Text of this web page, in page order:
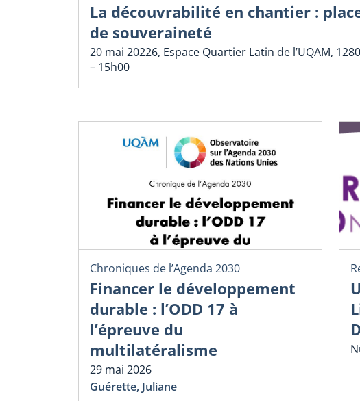
La découvrabilité en chantier :
de souveraineté
20 mai 20226, Espace Quartier Latin de l’UQAM,
– 15h00
Chroniques de l’Agenda 2030
Financer le développement
durable : l’ODD 17 à
l’épreuve du
multilatéralisme
29 mai 2026
Guérette, Juliane